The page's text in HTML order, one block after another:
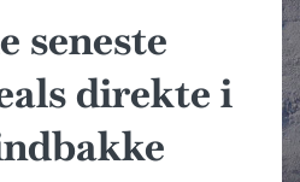
seneste
direkte i